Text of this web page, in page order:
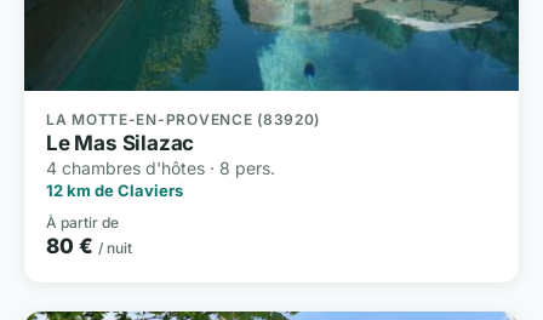
LA MOTTE-EN-PROVENCE (83920)
Le Mas Silazac
4 chambres d'hôtes · 8 pers.
12 km de Claviers
À partir de
80 € / nuit